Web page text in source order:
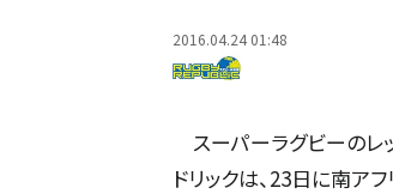
2016.04.24 01:48
スーパーラグビーのレ
ドリックは、23日に南ア